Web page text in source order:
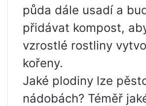
půda dále usadí a
přidávat kompost,
vzrostlé rostliny
kořeny.
Jaké plodiny lze
nádobách? Téměř